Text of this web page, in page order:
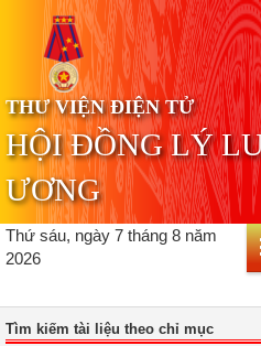
THƯ VIỆN ĐIỆN TỬ
HỘI ĐỒNG LÝ
ƯƠNG
Thứ sáu, ngày 7 tháng 8 năm
2026
Tìm kiếm tài liệu theo chỉ mục